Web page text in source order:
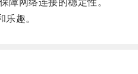
网络连接的稳定性。
趣。